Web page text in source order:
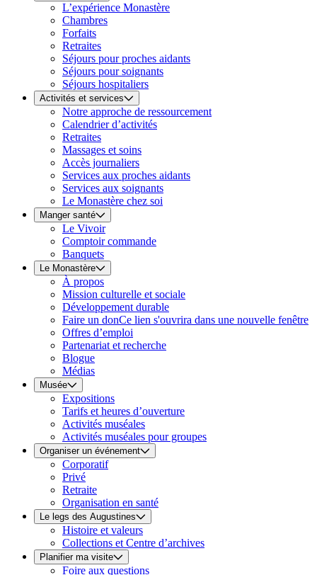
L’expérience Monastère
Chambres
Forfaits
Retraites
Séjours pour proches aidants
Séjours pour soignants
Séjours hospitaliers
Activités et services
Notre approche de ressourcement
Calendrier d’activités
Retraites
Massages et soins
Accès journaliers
Services aux proches aidants
Services aux soignants
Le Monastère chez soi
Manger santé
Le Vivoir
Comptoir commande
Banquets
Le Monastère
À propos
Mission culturelle et sociale
Développement durable
Faire un donCe lien s'ouvrira dans une nouvelle fenêtre
Offres d’emploi
Partenariat et recherche
Blogue
Médias
Musée
Expositions
Tarifs et heures d’ouverture
Activités muséales
Activités muséales pour groupes
Organiser un événement
Corporatif
Privé
Retraite
Organisation en santé
Le legs des Augustines
Histoire et valeurs
Collections et Centre d’archives
Planifier ma visite
Foire aux questions